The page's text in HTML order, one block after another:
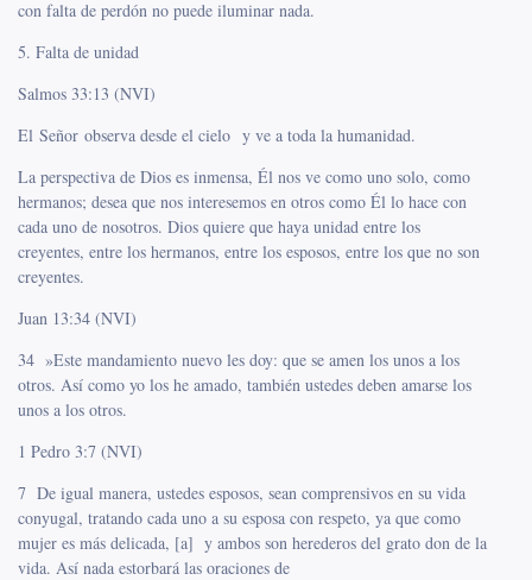
con falta de perdón no puede iluminar nada.
5. Falta de unidad
Salmos 33:13 (NVI)
El Señor observa desde el cielo y ve a toda la humanidad.
La perspectiva de Dios es inmensa, Él nos ve como uno solo, como
hermanos; desea que nos interesemos en otros como Él lo hace con
cada uno de nosotros. Dios quiere que haya unidad entre los
creyentes, entre los hermanos, entre los esposos, entre los que no son
creyentes.
Juan 13:34 (NVI)
34 »Este mandamiento nuevo les doy: que se amen los unos a los
otros. Así como yo los he amado, también ustedes deben amarse los
unos a los otros.
1 Pedro 3:7 (NVI)
7 De igual manera, ustedes esposos, sean comprensivos en su vida
conyugal, tratando cada uno a su esposa con respeto, ya que como
mujer es más delicada, [a] y ambos son herederos del grato don de la
vida. Así nada estorbará las oraciones de